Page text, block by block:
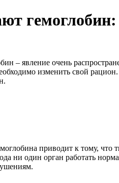
гемоглобин:
– явление очень
изменить свой
приводит к тому, что
ни один орган работать